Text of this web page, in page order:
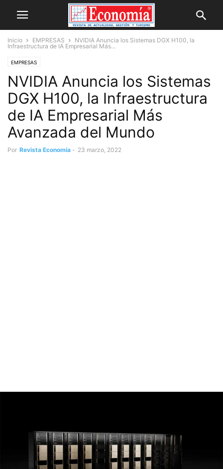
Inicio EMPRESAS
NVIDIA Anuncia los Sistemas DGX H100, la
Infraestructura de IA Empresarial Más...
EMPRESAS
NVIDIA Anuncia los Sistemas
DGX H100, la Infraestructura
de IA Empresarial Más
Avanzada del Mundo
Por Revista Economía - 23 marzo, 2022